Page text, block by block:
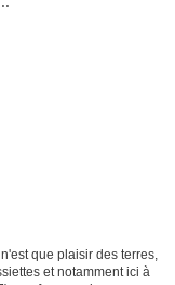
que plaisir des terres,
et notamment ici à